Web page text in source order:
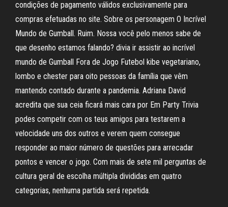
condições de pagamento válidos exclusivamente para
compras efetuadas no site. Sobre os personagem O Incrível
Mundo de Gumball. Ruim. Nossa você pelo menos sabe de
que desenho estamos falando? divia ir assistir ao incrível
mundo de Gumball Fora de Jogo Futebol kibe vegetariano,
lombo e chester para oito pessoas da família que vêm
mantendo contado durante a pandemia. Adriana David
acredita que sua ceia ficará mais cara por Em Party Trivia
podes competir com os teus amigos para testarem a
velocidade uns dos outros e verem quem consegue
responder ao maior número de questões para arrecadar
pontos e vencer o jogo. Com mais de sete mil perguntas de
cultura geral de escolha múltipla divididas em quatro
categorias, nenhuma partida será repetida.